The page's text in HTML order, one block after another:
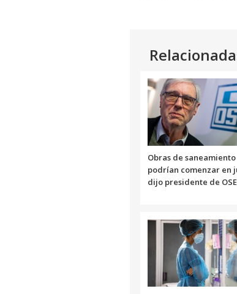
Obras de saneamiento
podrían comenzar en
dijo presidente de OSE